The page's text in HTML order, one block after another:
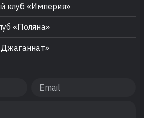
клуб «Империя»
«Поляна»